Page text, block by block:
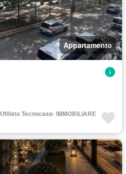
Appartamento
Tecnocasa: IMMOBILIARE